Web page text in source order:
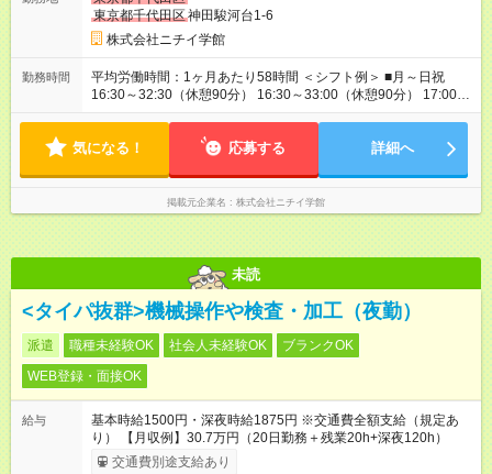
東京都千代田区神田駿河台1-6
株式会社ニチイ学館
勤務時間
平均労働時間：1ヶ月あたり58時間 ＜シフト例＞ ■月～日祝
16:30～32:30（休憩90分） 16:30～33:00（休憩90分） 17:00～
32:30（休憩90分） 17:00～33:00（休憩90分） 14:00～
日でのシフト制 平均労働時間：1ヶ月あたり58時間 ＜シフト例
90分） 17:00～32:30（休憩90分） 17:00～33:00（休憩90分）
14:00～33:00（休憩90分） 9:00～17:00（休憩60分） ※上記時
間帯や曜日でのシフト制
気になる！ 応募する 詳細へ
掲載元企業名 株式会社ニチイ学館
未読
<タイパ抜群>機械操作や検査・加工（夜勤）
派遣 職種未経験OK 社会人未経験OK
ブランクOK
WEB登録・面接OK
給与
基本時給1500円・深夜時給1875円 ※交通費全額支給（規定あ
り） 【月収例】30.7万円（20日勤務＋残業20h+深夜120h）
交通費別途支給あり